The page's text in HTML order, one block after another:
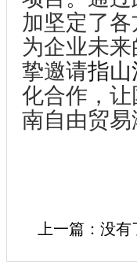
加坚定了
为企业未
挚邀请指山
化合作，
南自由贸易
上一篇：